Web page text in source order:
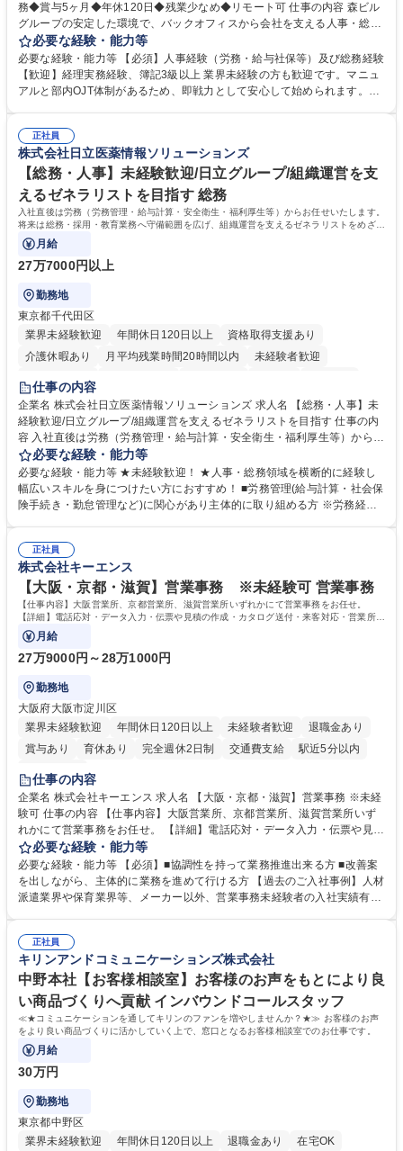
務◆賞与5ヶ月◆年休120日◆残業少なめ◆リモート可 仕事の内容 森ビル
グループの安定した環境で、バックオフィスから会社を支える人事・総務
をお任せします。 労務と総務の業務をバランスよく担当し、ゆくゆくは制
度改定などのコア業務にも挑戦できる、やりがいある環境です。 ■勤怠管
理、給与計算、社会保険手続き、年末調整等の労務管理全般 ■入退社手続
き、社内規定の改定や人事制度改定などのコア業務 ■社内イベントの企画
でも質問・相談できる環境が整っているため、安心して成長できます。 募
集職種 【森ビルG】人事・総務◆賞与5ヶ月◆年休120日◆残業少なめ◆
リモート可
必要な経験・能力等
必要な経験・能力等 【必須】人事経験（労務・給与社保等）及び総務経験
【歓迎】経理実務経験、簿記3級以上 業界未経験の方も歓迎です。マニュ
アルと部内OJT体制があるため、即戦力として安心して始められます。
務に挑戦できるため、自身の成長と組織への貢献度をダイレクトに実感で
きます。 残業少なめ、週1日リモート可など、ワークライフバランスを保
ち長期活躍できる環境です。 「これまでの幅広い経験を活かし、長期的な
キャリアを築きたい」という前向きな意欲と挑戦を全力で応援します。 学
歴・資格 学歴：大学院 大学 高専 短大 専修学校 高校 語学力： 資格：日商
簿記検定1級 日商簿記検定2級 日商簿記検定3級
正社員
株式会社日立医薬情報ソリューションズ
【総務・人事】未経験歓迎/日立グループ/組織運営を支
えるゼネラリストを目指す 総務
入社直後は労務（労務管理・給与計算・安全衛生・福利厚生等）からお任せいたします。
将来は総務・採用・教育業務へ守備範囲を広げ、組織運営を支えるゼネラリストをめざせ
ます。
月給
27万7000円以上
勤務地
東京都千代田区
業界未経験歓迎
年間休日120日以上
資格取得支援あり
介護休暇あり
月平均残業時間20時間以内
未経験者歓迎
住宅手当あり
育休あり
完全週休2日制 交通費支給 土日祝休み 寮・社宅あり
仕事の内容
企業名 株式会社日立医薬情報ソリューションズ 求人名 【総務・人事】未
経験歓迎/日立グループ/組織運営を支えるゼネラリストを目指す 仕事の内
容 入社直後は労務（労務管理・給与計算・安全衛生・福利厚生等）からお
任せいたします。将来は総務・採用・教育業務へ守備範囲を広げ、組織運
営を支えるゼネラリストをめざせます。 ・初期業務：労働時間管理、給与
計算、社会保険対応、福利厚生管理、安全衛生、健康経営推進等をお任せ
します。ご経験に応じて、休職者管理など、幅広く経験を積んでいただき
幅広く経験を積みたい意欲がある方に最適な環境です。 募集職種 【総
務・人事】未経験歓迎/日立グループ/組織運営を支えるゼネラリストを目
指す
必要な経験・能力等
必要な経験・能力等 ★未経験歓迎！ ★人事・総務領域を横断的に経験し
幅広いスキルを身につけたい方におすすめ！ ■労務管理(給与計算・社会保
険手続き・勤怠管理など)に関心があり主体的に取り組める方 ※労務経験
のご経験 ■労務管理（給与計算・社会保険手続き・勤怠管理など）の経験
■衛生管理者の資格をお持ちの方 学歴・資格 学歴：大学院 大学 高専 短大
専修学校 高校 語学力： 資格：
正社員
株式会社キーエンス
【大阪・京都・滋賀】営業事務 ※未経験可 営業事務
【仕事内容】大阪営業所、京都営業所、滋賀営業所いずれかにて営業事務をお任せ。
【詳細】電話応対・データ入力・伝票や見積の作成・カタログ送付・来客対応・営業所内
で発生する事務業務や業務改善をお任せ。
月給
27万9000円～28万1000円
勤務地
大阪府大阪市淀川区
業界未経験歓迎
年間休日120日以上 未経験者歓迎
退職金あり
賞与あり
育休あり 完全週休2日制 交通費支給
駅近5分以内
土日祝休み
仕事の内容
企業名 株式会社キーエンス 求人名 【大阪・京都・滋賀】営業事務 ※未経
験可 仕事の内容 【仕事内容】大阪営業所、京都営業所、滋賀営業所いず
れかにて営業事務をお任せ。 【詳細】電話応対・データ入力・伝票や見積
の作成・カタログ送付・来客対応・営業所内で発生する事務業務や業務改
善をお任せ。 【教育制度】ご入社後、育成担当とペアになりながらOJTに
て業務を覚えていただくことが可能です。業務システムがきちんと構築さ
れているため、スムーズに仕事に慣れることができる環境です。また、
募集職種 【大阪・京都・滋賀】営業事務 ※未経験可
必要な経験・能力等
必要な経験・能力等 【必須】■協調性を持って業務推進出来る方 ■改善案
を出しながら、主体的に業務を進めて行ける方 【過去のご入社事例】人材
派遣業界や保育業界等、メーカー以外、営業事務未経験者の入社実績有
えて、お客様や社員の状況に合わせ、能動的なサポート、改善の動きも期
待され。組織を支えるスペシャリストとして、チームに貢献し、結果的に
社員から頼られる存在になることができます。平均19:30の退勤以降の業
務の持ち帰りも禁止されており、メリハリのある働き方となります。 学
歴・資格 学歴：大学院 大学 高専 短大 語学力： 資格：
正社員
キリンアンドコミュニケーションズ株式会社
中野本社【お客様相談室】お客様のお声をもとにより良
い商品づくりへ貢献 インバウンドコールスタッフ
≪★コミュニケーションを通してキリンのファンを増やしませんか？★≫ お客様のお声
をより良い商品づくりに活かしていく上で、窓口となるお客様相談室でのお仕事です。
月給
30万円
勤務地
東京都中野区
業界未経験歓迎
年間休日120日以上 退職金あり 在宅OK